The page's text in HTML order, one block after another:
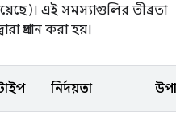
এই সমস্যাগুলির তীব্রতা
প্রদান করা হয়।
নির্দয়তা